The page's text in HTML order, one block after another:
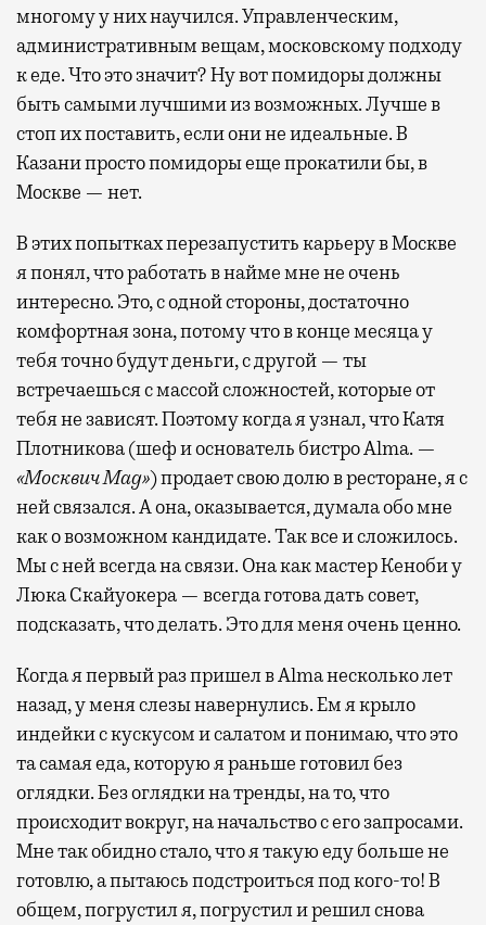
многому у них научился. Управленческим,
административным вещам, московскому подходу
к еде. Что это значит? Ну вот помидоры должны
быть самыми лучшими из возможных. Лучше в
стоп их поставить, если они не идеальные. В
Казани просто помидоры еще прокатили бы, в
Москве — нет.
В этих попытках перезапустить карьеру в Москве
я понял, что работать в найме мне не очень
интересно. Это, с одной стороны, достаточно
комфортная зона, потому что в конце месяца у
тебя точно будут деньги, с другой — ты
встречаешься с массой сложностей, которые от
тебя не зависят. Поэтому когда я узнал, что Катя
Плотникова (шеф и основатель бистро Alma. —
«Москвич Mag») продает свою долю в ресторане, я с
ней связался. А она, оказывается, думала обо мне
как о возможном кандидате. Так все и сложилось.
Мы с ней всегда на связи. Она как мастер Кеноби у
Люка Скайуокера — всегда готова дать совет,
подсказать, что делать. Это для меня очень ценно.
Когда я первый раз пришел в Alma несколько лет
назад, у меня слезы навернулись. Ем я крыло
индейки с кускусом и салатом и понимаю, что это
та самая еда, которую я раньше готовил без
оглядки. Без оглядки на тренды, на то, что
происходит вокруг, на начальство с его запросами.
Мне так обидно стало, что я такую еду больше не
готовлю, а пытаюсь подстроиться под кого-то! В
общем, погрустил я, погрустил и решил снова